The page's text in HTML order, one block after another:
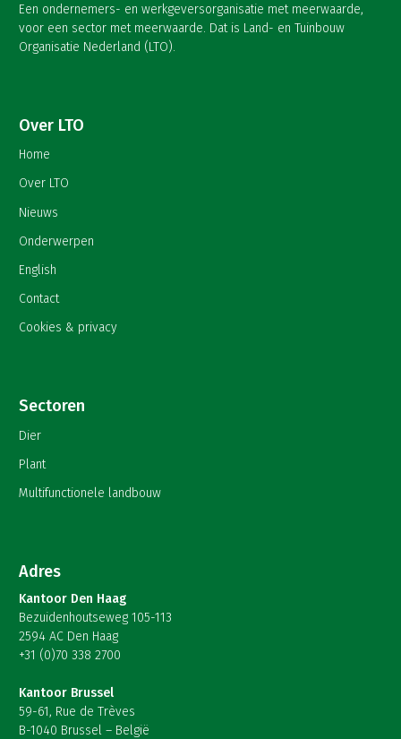
Een ondernemers- en werkgeversorganisatie met meerwaarde,
voor een sector met meerwaarde. Dat is Land- en Tuinbouw
Organisatie Nederland (LTO).
Over LTO
Home
Over LTO
Nieuws
Onderwerpen
English
Contact
Cookies & privacy
Sectoren
Dier
Plant
Multifunctionele landbouw
Adres
Kantoor Den Haag
Bezuidenhoutseweg 105-113
2594 AC Den Haag
+31 (0)70 338 2700
Kantoor Brussel
59-61, Rue de Trèves
B-1040 Brussel – België